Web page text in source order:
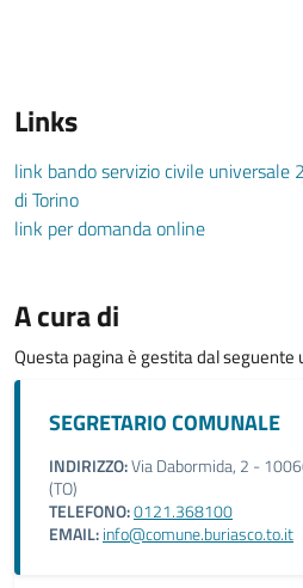
Links
link bando servizio civile
di Torino
link per domanda online
A cura di
Questa pagina è gestita dal seguente
SEGRETARIO COMUNALE
INDIRIZZO:Via Dabormida, 2 -
(TO)
TELEFONO:0121.368100
EMAIL:info@comune.buriasco.to.it